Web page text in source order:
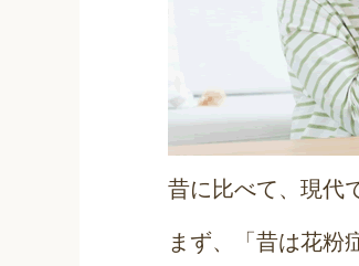
昔に比べて、現代
まず、「昔は花粉